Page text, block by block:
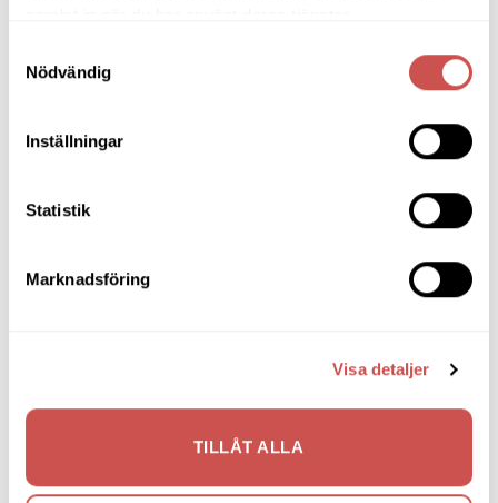
Nödvändig
Inställningar
Statistik
Marknadsföring
Visa detaljer
TILLÅT ALLA
Mattor
Pinnsoffor
Stolar